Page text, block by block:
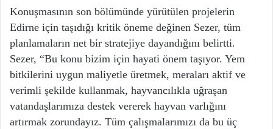
Konuşmasının son bölümünde yürütülen projelerin
Edirne için taşıdığı kritik öneme değinen Sezer, tüm
planlamaların net bir stratejiye dayandığını belirtti.
Sezer, “Bu konu bizim için hayati önem taşıyor. Yem
bitkilerini uygun maliyetle üretmek, meraları aktif ve
verimli şekilde kullanmak, hayvancılıkla uğraşan
vatandaşlarımıza destek vererek hayvan varlığını
artırmak zorundayız. Tüm çalışmalarımızı da bu üç